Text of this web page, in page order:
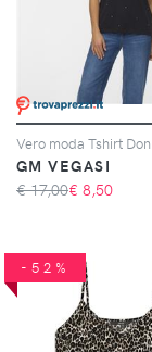
GM VEGASI
€ 17,00€ 8,50
-52%